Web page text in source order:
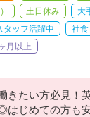
土日休み
大
タッフ活躍中
社食
月以上
きたい方必見！
はじめての方も